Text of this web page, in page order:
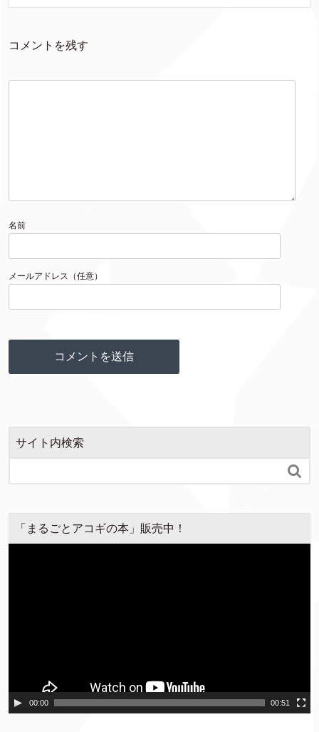
コメントを残す
名前
メールアドレス（任意）
サイト内検索

「まるごとアコギの本」販売中！
00:00 00:51